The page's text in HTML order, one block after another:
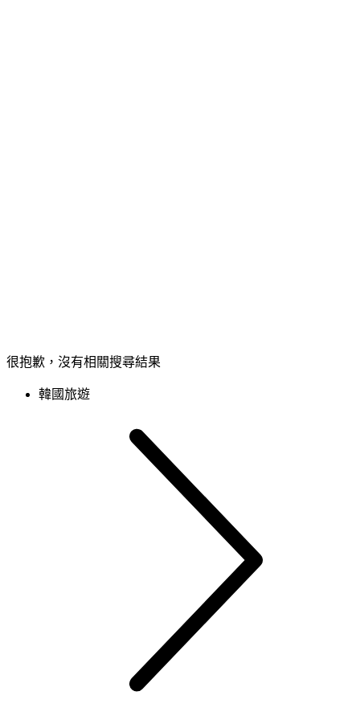
很抱歉，沒有相關搜尋結果
韓國旅遊